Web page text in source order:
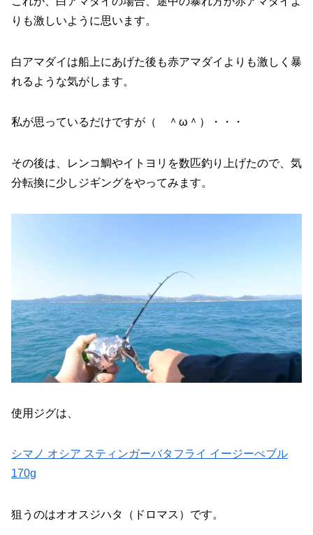
りも激しいように思います。
白アマダイは船上にあげた後も赤アマダイよりも激しく暴
れるような気がします。
私が思っているだけですが（ ＾ω＾）・・・
その後は、レンコ鯛やイトヨリを数匹釣り上げたので、気
分転換に少しジギングをやってみます。
使用ジグは、
シマノ オシア スティンガーバタフライ イージーぺブル
170g
狙うのはオオスジハタ（ドロマス）です。